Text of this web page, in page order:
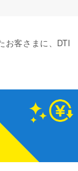
お客さまに、DTI